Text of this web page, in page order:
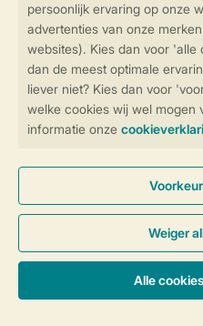
Controle over
Veilige
Veilige betaling
Algemene Voorwaarden